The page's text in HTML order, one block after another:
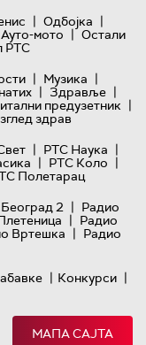
| Одбојка |
Ауто-мото | Остали
РТС
| Музика |
| Здравље |
предузетник |
здрав
| РТС Наука |
| РТС Коло |
Полетарац
2 | Радио
| Радио
Вртешка | Радио
| Конкурси |
МАПА САЈТА